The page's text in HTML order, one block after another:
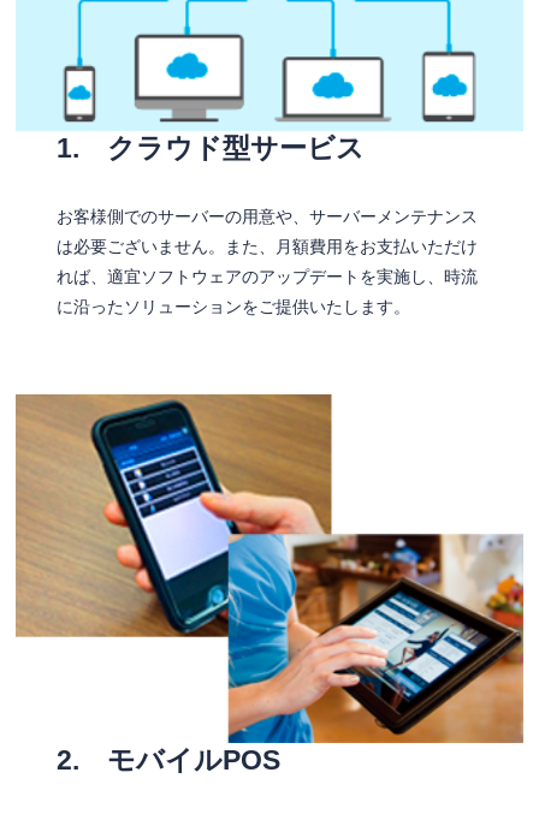
1. クラウド型サービス
お客様側でのサーバーの用意や、サーバーメンテナンス
は必要ございません。また、月額費用をお支払いただけ
れば、適宜ソフトウェアのアップデートを実施し、時流
に沿ったソリューションをご提供いたします。
2. モバイルPOS